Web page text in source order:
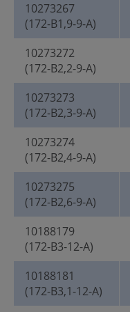
10273267
(172-B1,9-9-A)
10273272
(172-B2,2-9-A)
10273273
(172-B2,3-9-A)
10273274
(172-B2,4-9-A)
10273275
(172-B2,6-9-A)
10188179
(172-B3-12-A)
10188181
(172-B3,1-12-A)